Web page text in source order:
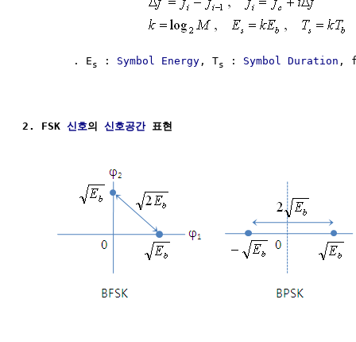
        . E
s : Symbol Energy , Ts : Symbol Duration ,
2. FSK 신호의 신호공간 표현